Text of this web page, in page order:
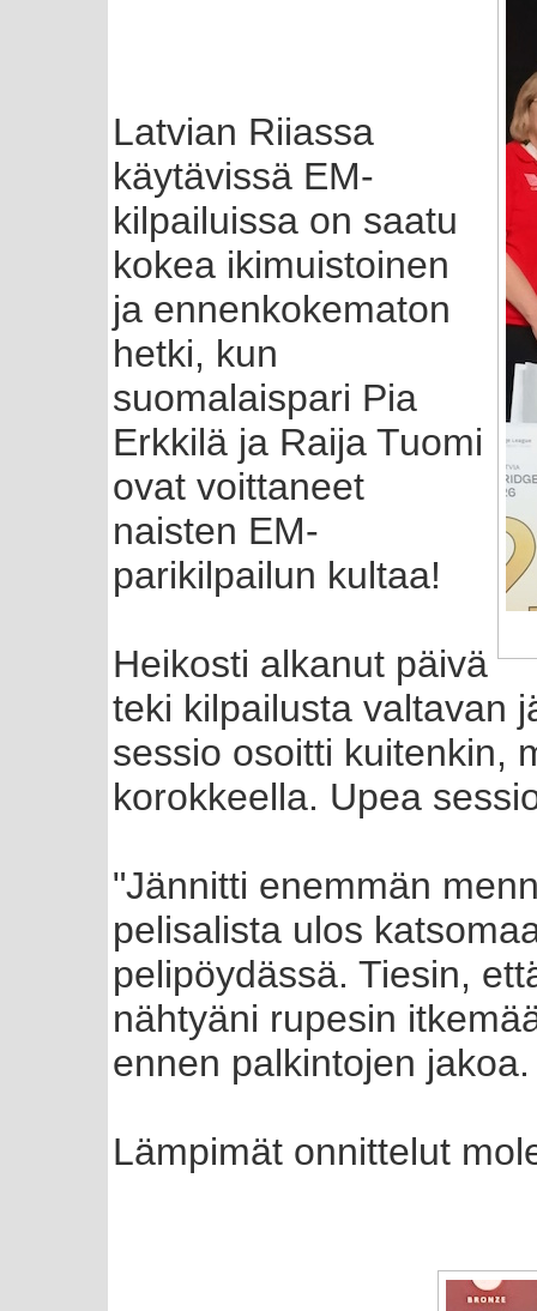
Latvian Riiassa
käytävissä EM-
kilpailuissa on saatu
kokea ikimuistoinen
ja ennenkokematon
hetki, kun
suomalaispari Pia
Erkkilä ja Raija Tuomi
ovat voittaneet
naisten EM-
parikilpailun kultaa!
Heikosti alkanut päivä
teki kilpailusta valtavan
sessio osoitti kuitenkin,
korokkeella. Upea
"Jännitti enemmän
pelisalista ulos
pelipöydässä. Tiesin,
nähtyäni rupesin
ennen palkintojen jakoa.
Lämpimät onnittelut